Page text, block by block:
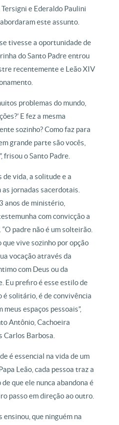
e Ederaldo Paulini
este assunto.
tivesse a oportunidade de
do Santo Padre entrou
recentemente e Leão XIV
problemas do mundo,
E fez a mesma
sozinho? Como faz para
grande parte são vocês,
frisou o Santo Padre.
vida, a solitude e a
jornadas sacerdotais.
anos de ministério,
com convicção a
padre não é um solteirão.
vive sozinho por opção
vocação através da
com Deus ou da
Eu prefiro é esse estilo de
é solitário, é de convivência
meus espaços pessoais”,
Antônio, Cachoeira
Carlos Barbosa.
é essencial na vida de um
Leão, cada pessoa traz a
que ele nunca abandona é
passo em direção ao outro.
ensinou, que ninguém na